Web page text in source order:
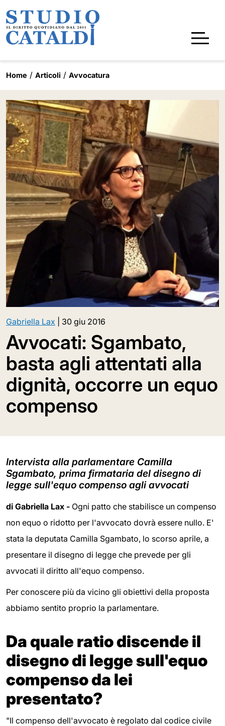
Home Articoli Avvocatura
Gabriella Lax 30 giu 2016
Avvocati: Sgambato,
basta agli attentati alla
dignità, occorre un equo
compenso
Intervista alla parlamentare Camilla
Sgambato, prima firmataria del disegno di
legge sull'equo compenso agli avvocati
di Gabriella Lax - Ogni patto che stabilisce un compenso
non equo o ridotto per l'avvocato dovrà essere nullo. E'
stata la deputata Camilla Sgambato, lo scorso aprile, a
presentare il disegno di legge che prevede per gli
avvocati il diritto all'equo compenso.
Per conoscere più da vicino gli obiettivi della proposta
abbiamo sentito proprio la parlamentare.
Da quale ratio discende il
disegno di legge sull'equo
compenso da lei
presentato?
"Il compenso dell'avvocato è regolato dal codice civile